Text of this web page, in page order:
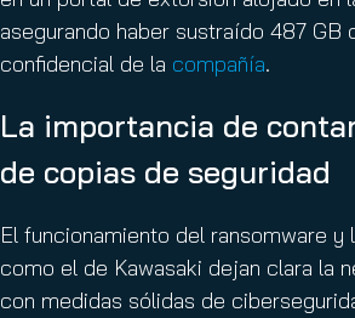
asegurando haber sustraído 487 GB
confidencial de la compañía.
La importancia de
de copias de seguridad
El funcionamiento del ransomware
como el de Kawasaki dejan clara la
con medidas sólidas de